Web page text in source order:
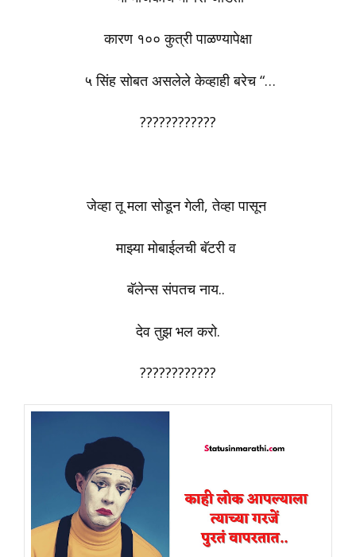
कारण १०० कुत्री पाळण्यापेक्षा
५ सिंह सोबत असलेले केव्हाही बरेच “…
????????????
जेव्हा तू मला सोडून गेली, तेव्हा पासून
माझ्या मोबाईलची बॅटरी व
बॅलेन्स संपतच नाय..
देव तुझ भल करो.
????????????